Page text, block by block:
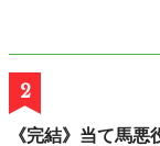
2
《完結》当て馬